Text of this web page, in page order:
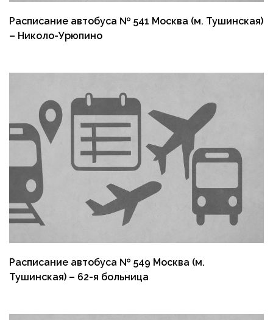
Расписание автобуса № 541 Москва (м. Тушинская)
– Николо-Урюпино
Расписание автобуса № 549 Москва (м.
Тушинская) – 62-я больница